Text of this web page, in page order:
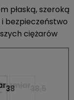
płaską, szeroką
bezpieczeństwo
ciężarów
38